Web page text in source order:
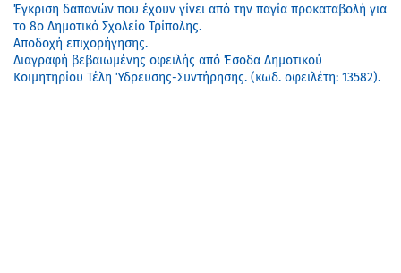
Έγκριση δαπανών που έχουν γίνει από την παγία προκαταβολή για
το 8ο Δημοτικό Σχολείο Τρίπολης.
Αποδοχή επιχορήγησης.
Διαγραφή βεβαιωμένης οφειλής από Έσοδα Δημοτικού
Κοιμητηρίου Τέλη Ύδρευσης-Συντήρησης. (κωδ. οφειλέτη: 13582).